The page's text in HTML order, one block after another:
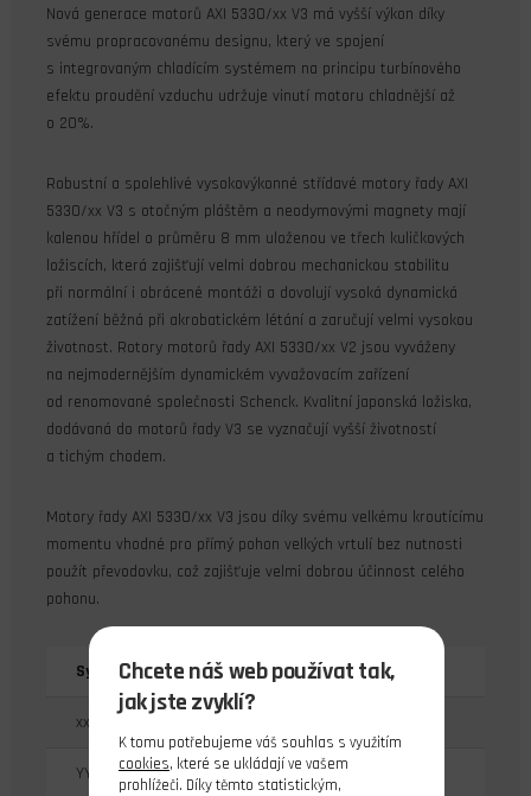
Nová generace motorů AXI 5330/xx V3 má vyšší výkon díky
svému propracovanému designu, který ve spojení
s integrovaným chladícím systémem na principu turbínového
efektu proudění vzduchu udržuje vinutí motoru chladnější až
o 20%.
Robustní a spolehlivé vysokovýkonné střídavé motory řady AXI
5330/xx V3 s otočným pláštěm a neodymovými magnety mají
kalenou hřídel o průměru 8 mm uloženou ve třech kuličkových
ložiscích, která zajišťují velmi dobrou mechanickou stabilitu
při normální i obrácené montáži a dovolují vysoká dynamická
zatížení běžná při akrobatickém létání a zaručují velmi vysokou
životnost. Rotory motorů řady AXI 5330/xx V2 jsou vyváženy
na nejmodernějším dynamickém vyvažovacím zařízení
od renomované společnosti Schenck. Kvalitní japonská ložiska,
dodávaná do motorů řady V3 se vyznačují vyšší životností
a tichým chodem.
Motory řady AXI 5330/xx V3 jsou díky svému velkému kroutícímu
momentu vhodné pro přímý pohon velkých vrtulí bez nutnosti
použít převodovku, což zajišťuje velmi dobrou účinnost celého
pohonu.
Systém označování motorů: AXI xxYY/zz
xx - průměr statoru v mm
YY - délka statoru v mm
Chcete náš web používat tak,
jak jste zvyklí?
K tomu potřebujeme váš souhlas s využitím
cookies, které se ukládají ve vašem
prohlížeči. Díky těmto statistickým,